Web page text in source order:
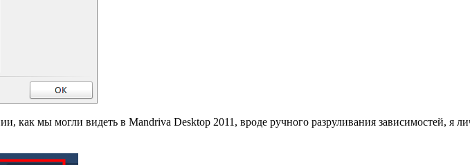
как мы могли видеть в Mandriva Desktop 2011, вроде ручного разруливания зависимостей,